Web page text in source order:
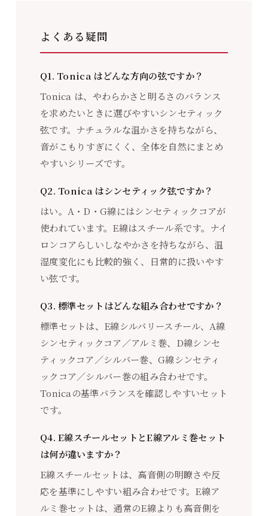
よくある疑問
Q1. Tonica はどんな方向の弦ですか？
Tonica は、やわらかさと明るさのバランス
を求めたいときに選びやすいシンセティック
弦です。ナチュラルな温かさを持ちながら、
音がこもりすぎにくく、全体を自然にまとめ
やすいシリーズです。
Q2. Tonica はシンセティック弦ですか？
はい。A・D・G線にはシンセティックコアが
使われています。E線はスチール系です。ナイ
ロンコアらしいしなやかさを持ちながら、温
湿度変化にも比較的強く、日常的に扱いやす
い弦です。
Q3. 標準セットはどんな組み合わせですか？
標準セットは、E線シルバリースチール、A線
シンセティックコア／アルミ巻、D線シンセ
ティックコア／シルバー巻、G線シンセティ
ックコア／シルバー巻の組み合わせです。
Tonicaの基準バランスを確認しやすいセット
です。
Q4. E線スチールセットとE線アルミ巻セット
は何が違いますか？
E線スチールセットは、高音側の明瞭さや反
応を基準にしやすい組み合わせです。E線ア
ルミ巻セットは、通常のE線よりも高音側を